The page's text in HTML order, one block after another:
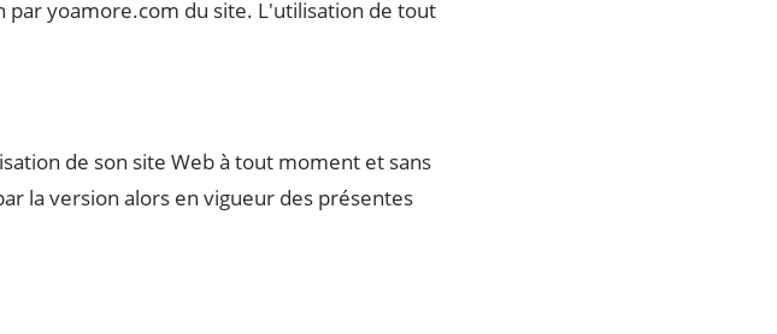
par yoamore.com du site. L'utilisation de tout
de son site Web à tout moment et sans
la version alors en vigueur des présentes